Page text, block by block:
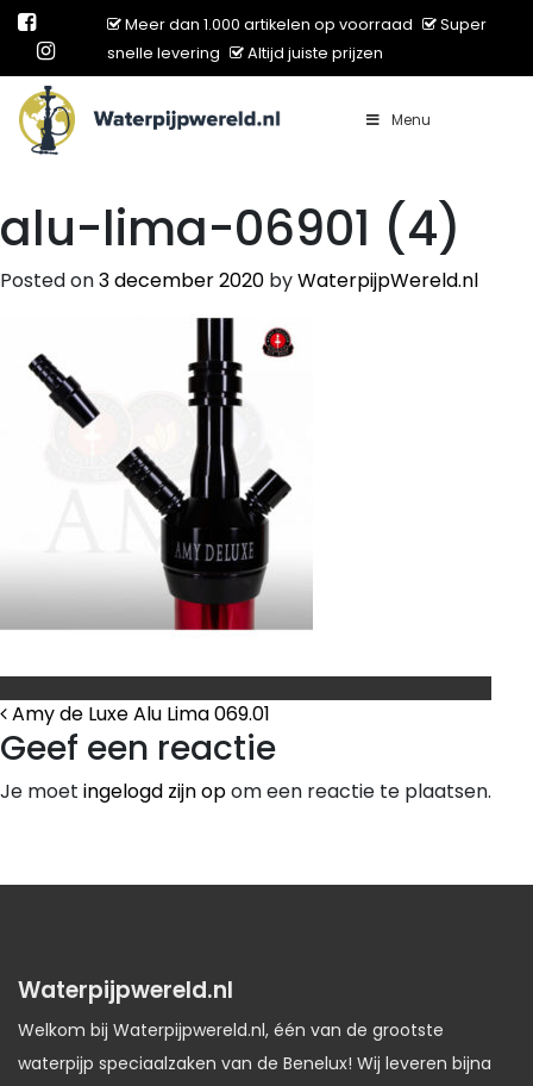
Meer dan 1.000 artikelen op voorraad
Super
snelle levering
Altijd juiste prijzen
Main Navigation Menu
alu-lima-06901 (4)
Posted on3 december 2020 byWaterpijpWereld.nl
Bericht Navigatie
Amy de Luxe Alu Lima 069.01
Geef een reactie
Je moet ingelogd zijn opom een reactie te plaatsen.
Waterpijpwereld.nl
Welkom bij Waterpijpwereld.nl, één van de grootste
waterpijp speciaalzaken van de Benelux! Wij leveren bijna